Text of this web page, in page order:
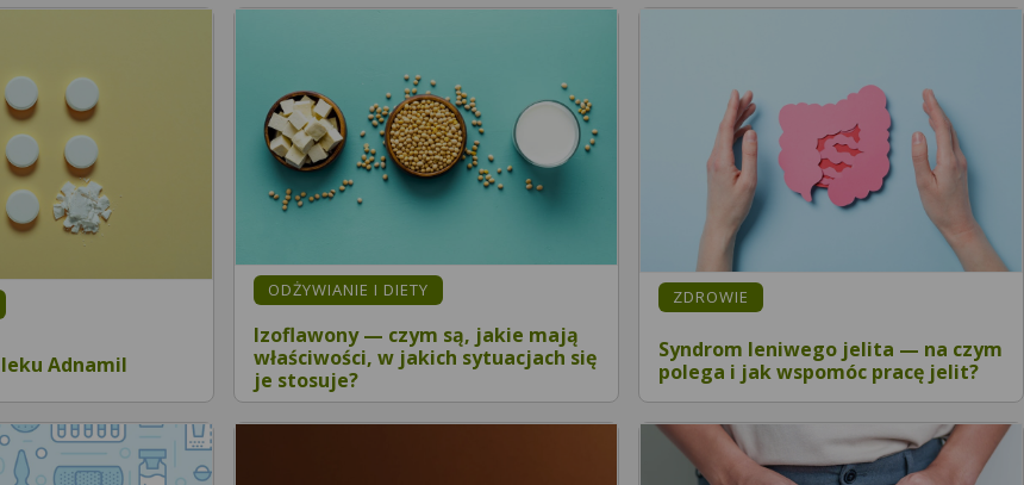
Adnamil
ODŻYWIANIE I DIETY
Izoflawony — czym są, jakie mają
właściwości, w jakich sytuacjach się
je stosuje?
ZDROWIE
Syndrom leniwego jelita — na czym
polega i jak wspomóc pracę jelit?